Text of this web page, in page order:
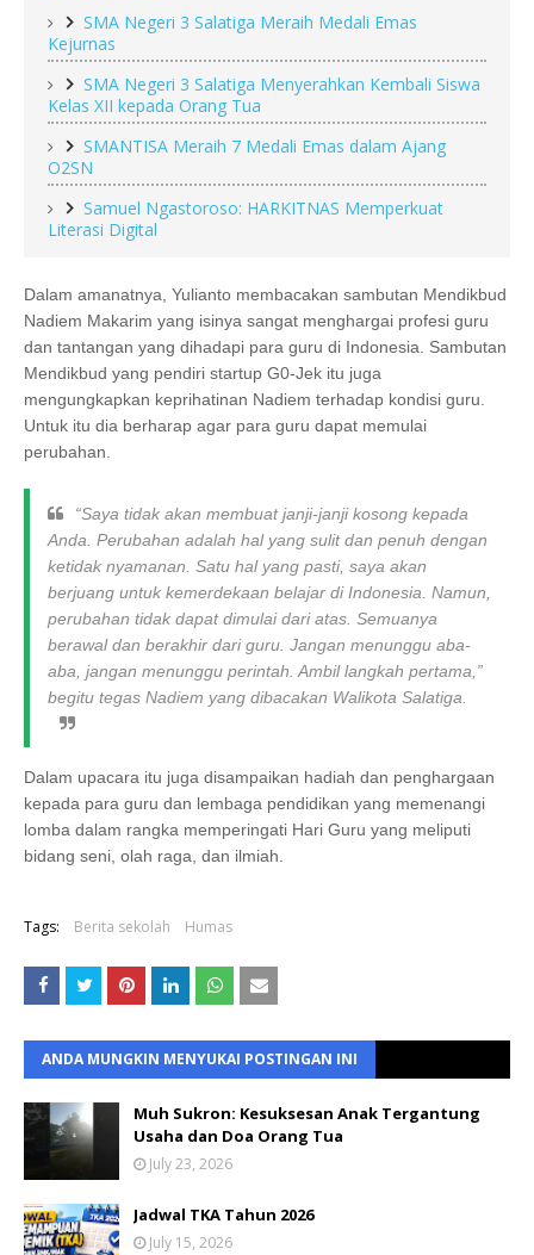
SMA Negeri 3 Salatiga Meraih Medali Emas
Kejurnas
SMA Negeri 3 Salatiga Menyerahkan Kembali Siswa
Kelas XII kepada Orang Tua
SMANTISA Meraih 7 Medali Emas dalam Ajang
O2SN
Samuel Ngastoroso: HARKITNAS Memperkuat
Literasi Digital
Dalam amanatnya, Yulianto membacakan sambutan Mendikbud
Nadiem Makarim yang isinya sangat menghargai profesi guru
dan tantangan yang dihadapi para guru di Indonesia. Sambutan
Mendikbud yang pendiri startup G0-Jek itu juga
mengungkapkan keprihatinan Nadiem terhadap kondisi guru.
Untuk itu dia berharap agar para guru dapat memulai
perubahan.
“Saya tidak akan membuat janji-janji kosong kepada
Anda. Perubahan adalah hal yang sulit dan penuh dengan
ketidak nyamanan. Satu hal yang pasti, saya akan
berjuang untuk kemerdekaan belajar di Indonesia. Namun,
perubahan tidak dapat dimulai dari atas. Semuanya
berawal dan berakhir dari guru. Jangan menunggu aba-
aba, jangan menunggu perintah. Ambil langkah pertama,”
begitu tegas Nadiem yang dibacakan Walikota Salatiga.
Dalam upacara itu juga disampaikan hadiah dan penghargaan
kepada para guru dan lembaga pendidikan yang memenangi
lomba dalam rangka memperingati Hari Guru yang meliputi
bidang seni, olah raga, dan ilmiah.
Tags: Berita sekolah Humas
ANDA MUNGKIN MENYUKAI POSTINGAN INI
Muh Sukron: Kesuksesan Anak Tergantung
Usaha dan Doa Orang Tua
July 23, 2026
Jadwal TKA Tahun 2026
July 15, 2026